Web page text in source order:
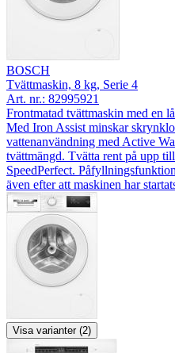
BOSCH
Tvättmaskin, 8 kg, Serie 4
Art. nr.: 82995921
Frontmatad tvättmaskin med en
Med Iron Assist minskar
vattenanvändning med Active
tvättmängd. Tvätta rent på upp
SpeedPerfect.
även efter att maskinen har
Visa varianter (2)